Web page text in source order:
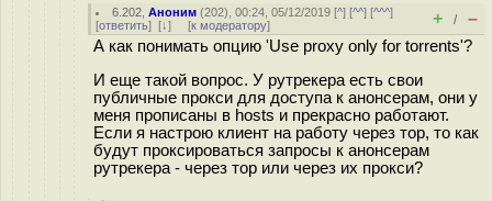
6.202 ,Аноним (202), 00:24, 05/12/2019 [^] [^^] [^^^]
[ответить] [↓] [к модератору] + / –
А как понимать опцию 'Use proxy only for torrents'?
И еще такой вопрос. У рутрекера есть свои
публичные прокси для доступа к анонсерам, они у
меня прописаны в hosts и прекрасно работают.
Если я настрою клиент на работу через тор, то как
будут проксироваться запросы к анонсерам
рутрекера - через тор или через их прокси?